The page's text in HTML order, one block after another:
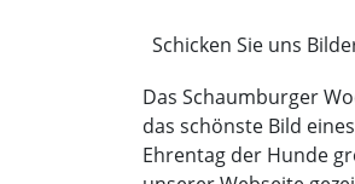
Schicken Sie uns
Das Schaumburger
das schönste Bild
Ehrentag der Hunde